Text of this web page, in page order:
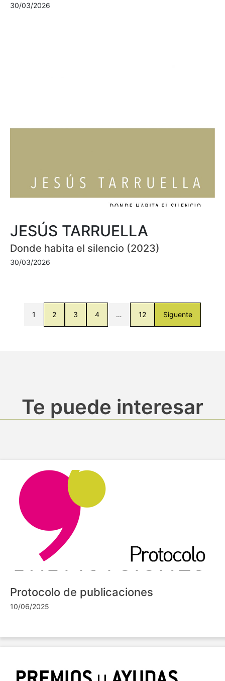
30/03/2026
JESÚS TARRUELLA
Donde habita el silencio (2023)
30/03/2026
1 2 3 4 … 12 Siguente
Te puede interesar
Protocolo de publicaciones
10/06/2025